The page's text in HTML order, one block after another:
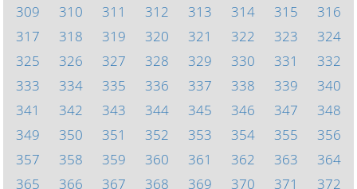
309
310 311 312 313 314 315
316
317
318 319 320 321 322 323
324
325
326 327 328 329 330 331
332
333
334 335 336 337 338 339
340
341
342 343 344 345 346 347
348
349
350 351 352 353 354 355
356
357
358 359 360 361 362 363
364
365
366 367 368 369 370 371
372